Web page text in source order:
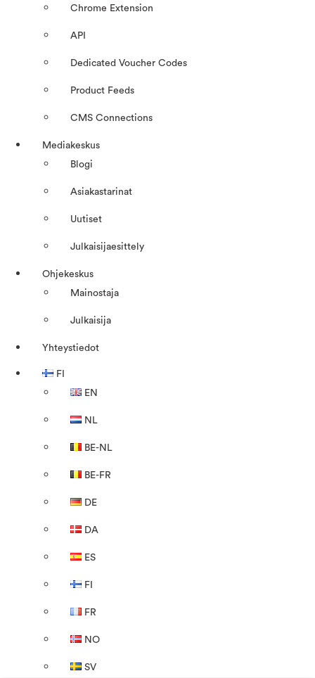
Chrome Extension
API
Dedicated Voucher Codes
Product Feeds
CMS Connections
Mediakeskus
Blogi
Asiakastarinat
Uutiset
Julkaisijaesittely
Ohjekeskus
Mainostaja
Julkaisija
Yhteystiedot
FI
EN
NL
BE-NL
BE-FR
DE
DA
ES
FI
FR
NO
SV